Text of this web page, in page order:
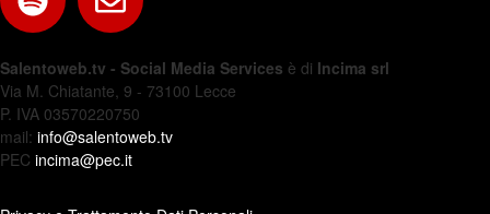
Salentoweb.tv - Social Media Services è di Incima srl
Via M. Chiatante, 9 - 73100 Lecce
P. IVA 03570220750
mail: info@salentoweb.tv
PEC incima@pec.it